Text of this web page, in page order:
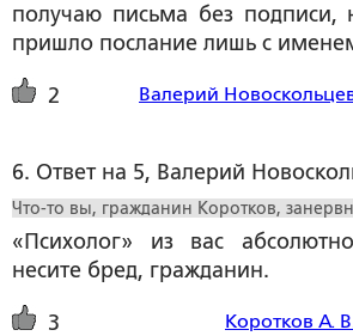
получаю письма без
пришло послание лишь с
2 Валерий
6. Ответ на 5, Валерий
Что-то вы, гражданин Коротков,
«Психолог» из вас
несите бред, гражданин.
3 Коротков А.